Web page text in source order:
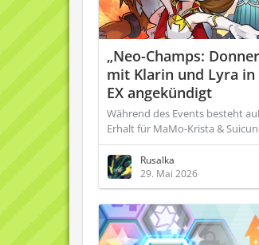
„Neo-Champs:
mit Klarin und Lyra
EX angekündigt
Während des Events besteht
Erhalt für MaMo-Krista &
Rusalka
29. Mai 2026